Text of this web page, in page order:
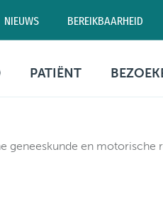
NIEUWS BEREIKBAARHEID
03 320
PATIËNT
Opname
geneeskunde en motorische